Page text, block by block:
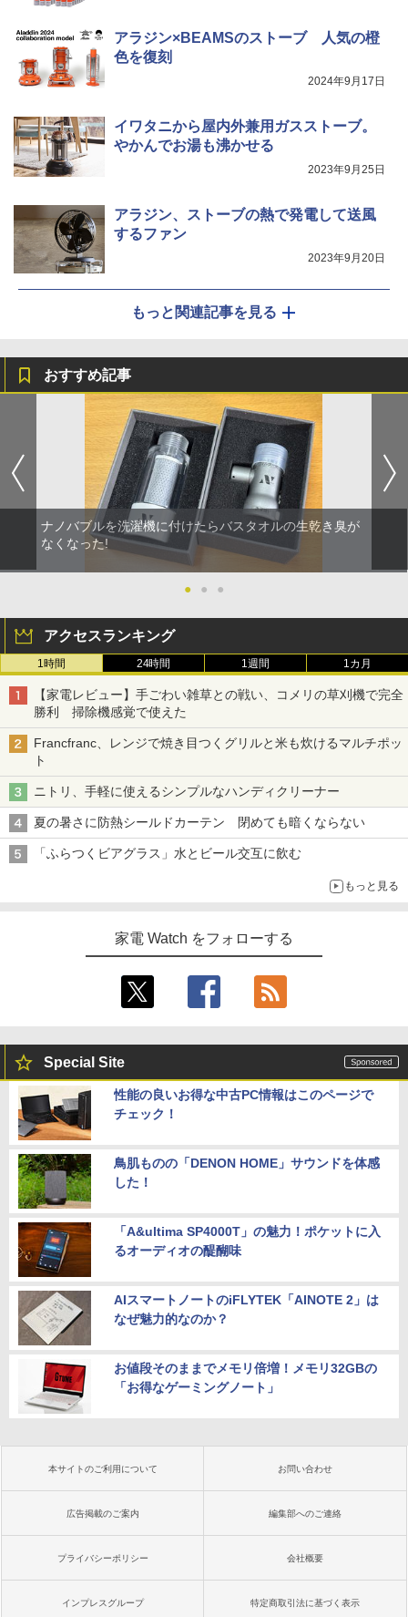
アラジン×BEAMSのストーブ 人気の橙
色を復刻
2024年9月17日
イワタニから屋内外兼用ガスストーブ。
やかんでお湯も沸かせる
2023年9月25日
アラジン、ストーブの熱で発電して送風
するファン
2023年9月20日
もっと関連記事を見る
おすすめ記事
ナノバブルを洗濯機に付けたらバスタオルの生乾き臭が
なくなった!
● ● ●
アクセスランキング
1時間 24時間 1週間 1カ月
【家電レビュー】手ごわい雑草との戦い、コメリの草刈機で完全
勝利 掃除機感覚で使えた
Francfranc、レンジで焼き目つくグリルと米も炊けるマルチポッ
ト
ニトリ、手軽に使えるシンプルなハンディクリーナー
夏の暑さに防熱シールドカーテン 閉めても暗くならない
「ふらつくビアグラス」水とビール交互に飲む
もっと見る
家電 Watch をフォローする
Special Site
性能の良いお得な中古PC情報はこのページで
チェック！
鳥肌ものの「DENON HOME」サウンドを体感
した！
「A&ultima SP4000T」の魅力！ポケットに入
るオーディオの醍醐味
AIスマートノートのiFLYTEK「AINOTE 2」は
なぜ魅力的なのか？
お値段そのままでメモリ倍増！メモリ32GBの
「お得なゲーミングノート」
本サイトのご利用について お問い合わせ
広告掲載のご案内 編集部へのご連絡
プライバシーポリシー 会社概要
インプレスグループ 特定商取引法に基づく表示